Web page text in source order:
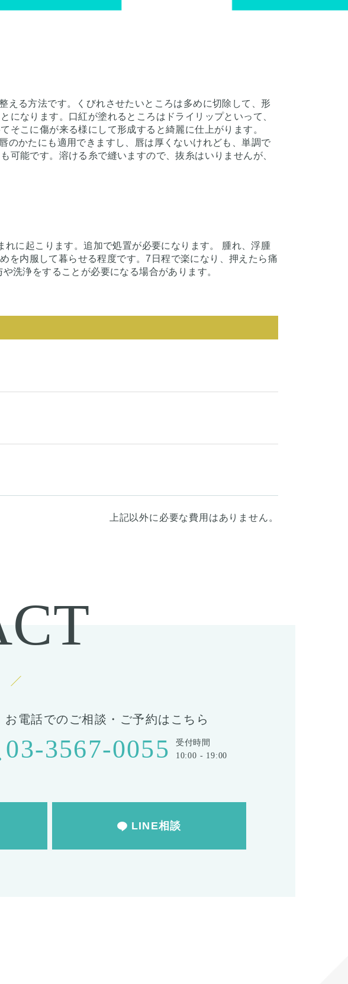
える方法です。くびれさせたいところは多めに切除して、形
になります。口紅が塗れるところはドライリップといって、
こに傷が来る様にして形成すると綺麗に仕上がります。
のかたにも適用できますし、唇は厚くないけれども、単調で
可能です。溶ける糸で縫いますので、抜糸はいりませんが、
に起こります。追加で処置が必要になります。 腫れ、浮腫
を内服して暮らせる程度です。7日程で楽になり、押えたら痛
洗浄をすることが必要になる場合があります。
上記以外に必要な費用はありません。
お電話でのご相談・ご予約はこちら
03-3567-0055
受付時間
10:00 - 19:00
LINE相談